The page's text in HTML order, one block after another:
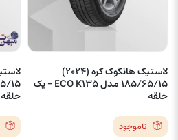
لاستیک هانکوک کره (2024)
185/65/15 مدل ECO K135 – یک
حلقه
ناموجود
حلقه